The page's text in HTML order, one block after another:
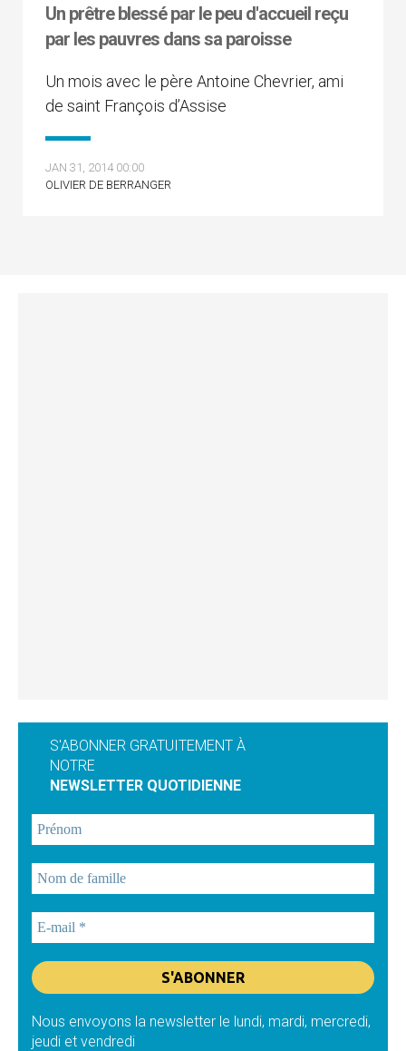
Un prêtre blessé par le peu d'accueil reçu
par les pauvres dans sa paroisse
Un mois avec le père Antoine Chevrier, ami
de saint François d’Assise
JAN 31, 2014 00:00
OLIVIER DE BERRANGER
S'ABONNER GRATUITEMENT À
NOTRE
NEWSLETTER QUOTIDIENNE
Nous envoyons la newsletter le lundi, mardi, mercredi,
jeudi et vendredi